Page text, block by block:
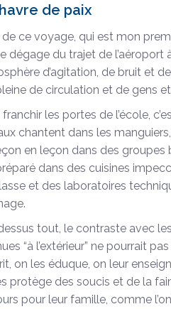
de paix
de ce voyage, qui est mon
dégage du trajet de l’aéroport
d’agitation, de bruit et
de circulation et de gens
franchir les portes de l’école,
chantent dans les
en leçon dans des groupes
dans des cuisines
et des laboratoires
tout, le contraste avec
“à l’extérieur” ne pourrait
on les éduque, on leur
protège des soucis et de la
pour leur famille, comme